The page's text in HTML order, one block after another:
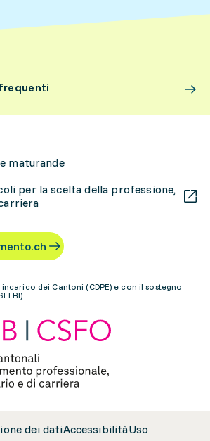
maturande
per la scelta della professione,
incarico dei Cantoni (CDPE) e con il sostegno
dei datiAccessibilitàUso